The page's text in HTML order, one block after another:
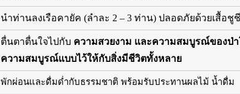
นำท่านลงเรือคายัค (ลำละ 2 – 3 ท่าน) ปลอดภัยด้วยเสื้อ
ตื่นตาตื่นใจไปกับ ความสวยงาม และความสมบูรณ์ของป่
ความสมบูรณ์แบบไว้ให้กับสิ่งมีชีวิตทั้งหลาย
พักผ่อนและดื่มด่ำกับธรรมชาติ พร้อมรับประทานผลไม้ น้ำดื่ม